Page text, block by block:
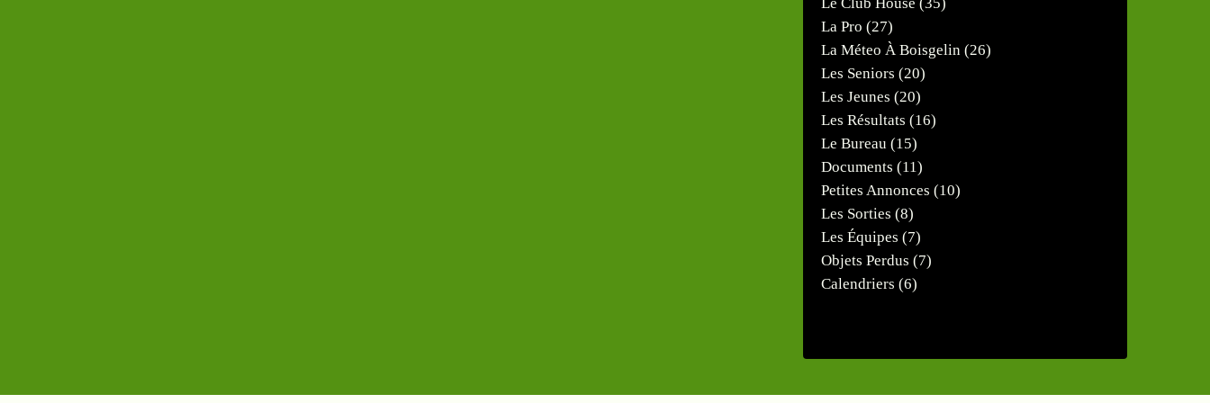
La Pro (27)
La Méteo À Boisgelin (26)
Les Seniors (20)
Les Jeunes (20)
Les Résultats (16)
Le Bureau (15)
Documents (11)
Petites Annonces (10)
Les Sorties (8)
Les Équipes (7)
Objets Perdus (7)
Calendriers (6)